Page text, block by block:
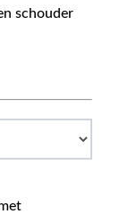
schouder